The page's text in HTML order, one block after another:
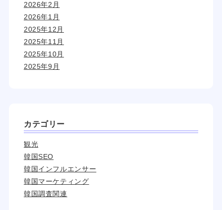
2026年2月
2026年1月
2025年12月
2025年11月
2025年10月
2025年9月
カテゴリー
観光
韓国SEO
韓国インフルエンサー
韓国マーケティング
韓国調査関連